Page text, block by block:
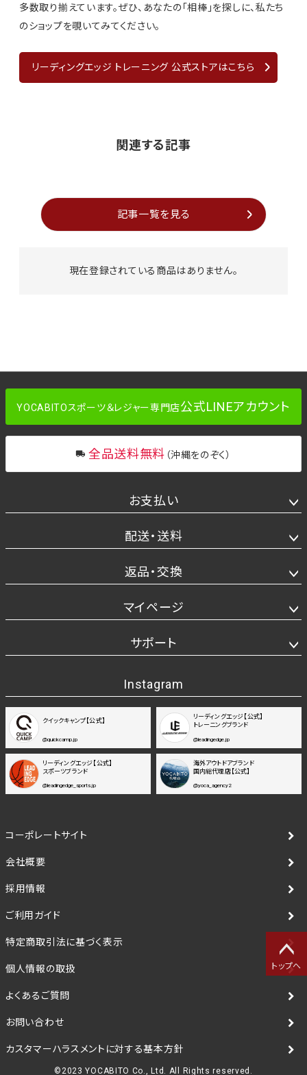
多数取り揃えています。ぜひ、あなたの「相棒」を探しに、私たち
のショップを覗いてみてください。
リーディングエッジ トレーニング 公式ストアはこちら
関連する記事
記事一覧を見る
現在登録されている商品はありません。
トップへ
YOCABITOスポーツ＆レジャー専門店公式LINEアカウント
全品送料無料 （沖縄をのぞく）
お支払い
配送・送料
返品・交換
マイページ
サポート
Instagram
クイックキャンプ【公式】
@quickcamp.jp
リーディングエッジ【公式】
トレーニングブランド
@leadingedge.jp
リーディングエッジ【公式】
スポーツブランド
@leadingedge_sports.jp
海外アウトドアブランド
国内総代理店【公式】
@yoca_agency2
コーポレートサイト
会社概要
採用情報
ご利用ガイド
特定商取引法に基づく表示
個人情報の取扱
よくあるご質問
お問い合わせ
カスタマーハラスメントに対する基本方針
©2023 YOCABITO Co., Ltd. All Rights reserved.